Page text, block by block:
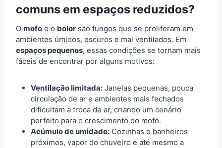
comuns em espaços reduzidos?
O mofo e o bolor são fungos que se proliferam em
ambientes úmidos, escuros e mal ventilados. Em
espaços pequenos, essas condições se tornam mais
fáceis de encontrar por alguns motivos:
Ventilação limitada: Janelas pequenas, pouca
circulação de ar e ambientes mais fechados
dificultam a troca de ar, criando um cenário
perfeito para o crescimento do mofo.
Acúmulo de umidade: Cozinhas e banheiros
próximos, vapor do chuveiro e até mesmo a